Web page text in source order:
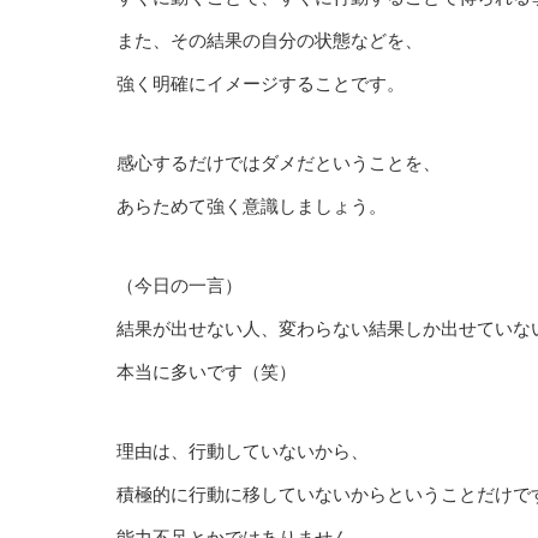
また、その結果の自分の状態などを、
強く明確にイメージすることです。
感心するだけではダメだということを、
あらためて強く意識しましょう。
（今日の一言）
結果が出せない人、変わらない結果しか出せていな
本当に多いです（笑）
理由は、行動していないから、
積極的に行動に移していないからということだけで